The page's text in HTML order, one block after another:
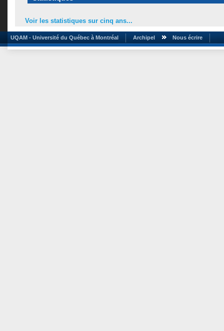
Voir les statistiques sur cinq ans...
UQAM - Université du Québec à Montréal Archipel Nous écrire